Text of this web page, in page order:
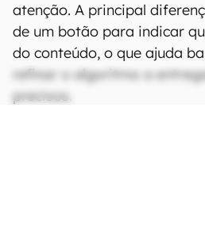
atenção. A principal
de um botão para indicar
do conteúdo, o que ajuda
refinar o algoritmo a
precisos.